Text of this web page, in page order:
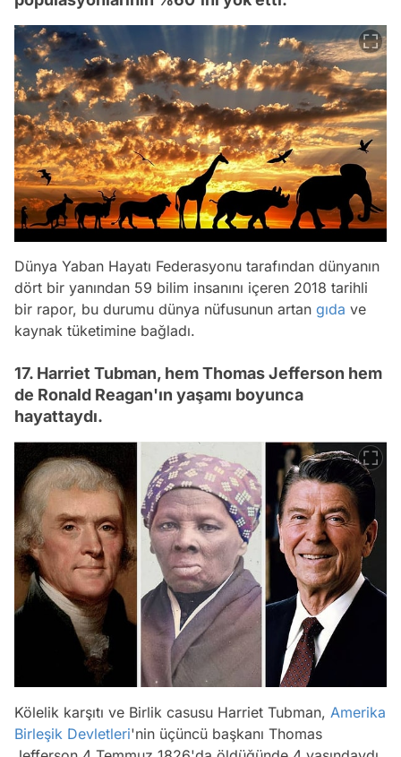
Dünya Yaban Hayatı Federasyonu tarafından dünyanın
dört bir yanından 59 bilim insanını içeren 2018 tarihli
bir rapor, bu durumu dünya nüfusunun artan gıda ve
kaynak tüketimine bağladı.
17. Harriet Tubman, hem Thomas Jefferson hem
de Ronald Reagan'ın yaşamı boyunca
hayattaydı.
Kölelik karşıtı ve Birlik casusu Harriet Tubman, Amerika
Birleşik Devletleri'nin üçüncü başkanı Thomas